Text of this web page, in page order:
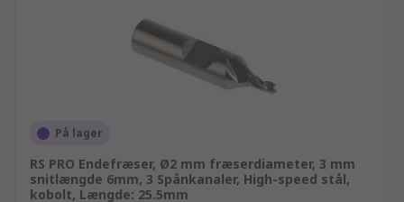
På lager
RS PRO Endefræser, Ø2 mm fræserdiameter, 3 mm
snitlængde 6mm, 3 Spånkanaler, High-speed stål,
kobolt, Længde: 25.5mm